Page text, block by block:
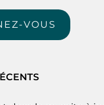
VOUS